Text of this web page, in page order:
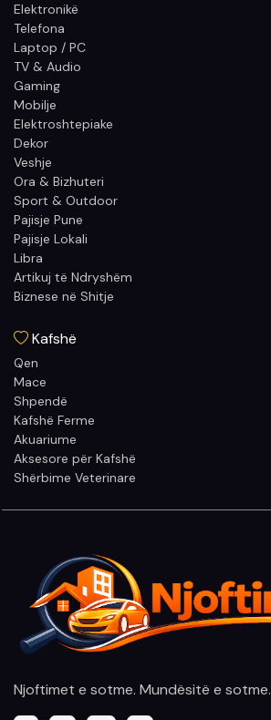
Elektronikë
Telefona
Laptop / PC
TV & Audio
Gaming
Mobilje
Elektroshtepiake
Dekor
Veshje
Ora & Bizhuteri
Sport & Outdoor
Pajisje Pune
Pajisje Lokali
Libra
Artikuj të Ndryshëm
Biznese në Shitje
Kafshë
Qen
Mace
Shpendë
Kafshë Ferme
Akuariume
Aksesore për Kafshë
Shërbime Veterinare
Njoftimet e sotme. Mundësitë e sotme.